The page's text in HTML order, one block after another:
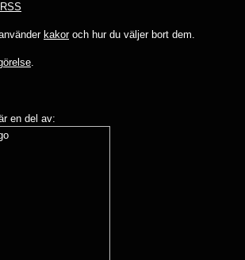
kakoroch hur du väljer bort dem.
.
en del av: